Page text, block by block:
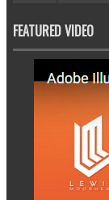
FEATURED VIDEO